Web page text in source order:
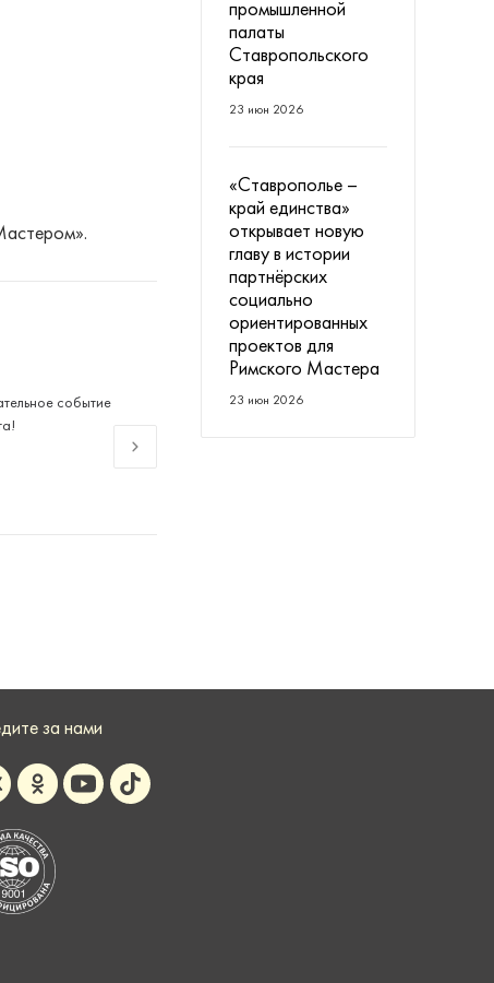
промышленной
палаты
Ставропольского
края
23 июн 2026
«Ставрополье –
край единства»
открывает новую
главу в истории
партнёрских
социально
ориентированных
проектов для
Римского Мастера
23 июн 2026
событие
Открытие арт-объекта в
за нами